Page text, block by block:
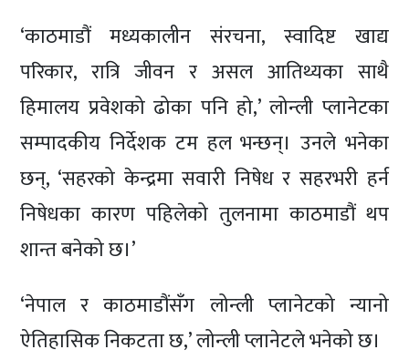
‘काठमाडौं मध्यकालीन संरचना, स्वादिष्ट खाद्य
परिकार, रात्रि जीवन र असल आतिथ्यका साथै
हिमालय प्रवेशको ढोका पनि हो,’ लोन्ली प्लानेटका
सम्पादकीय निर्देशक टम हल भन्छन्। उनले भनेका
छन्, ‘सहरको केन्द्रमा सवारी निषेध र सहरभरी हर्न
निषेधका कारण पहिलेको तुलनामा काठमाडौं थप
शान्त बनेको छ।’
‘नेपाल र काठमाडौंसँग लोन्ली प्लानेटको न्यानो
ऐतिहासिक निकटता छ,’ लोन्ली प्लानेटले भनेको छ।